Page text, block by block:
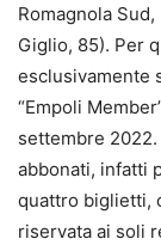
Romagnola Sud,
Giglio, 85). Per
esclusivamente
“Empoli
settembre
abbonati, infatti
quattro biglietti,
riservata ai soli